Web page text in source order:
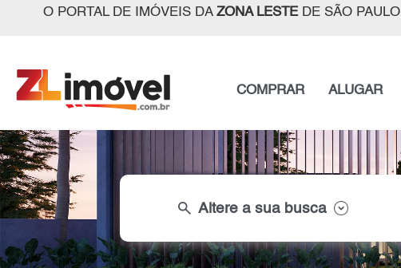
O PORTAL DE IMÓVEIS DA ZONA LESTEDE SÃO PAULO
COMPRAR ALUGAR
search Altere a sua busca